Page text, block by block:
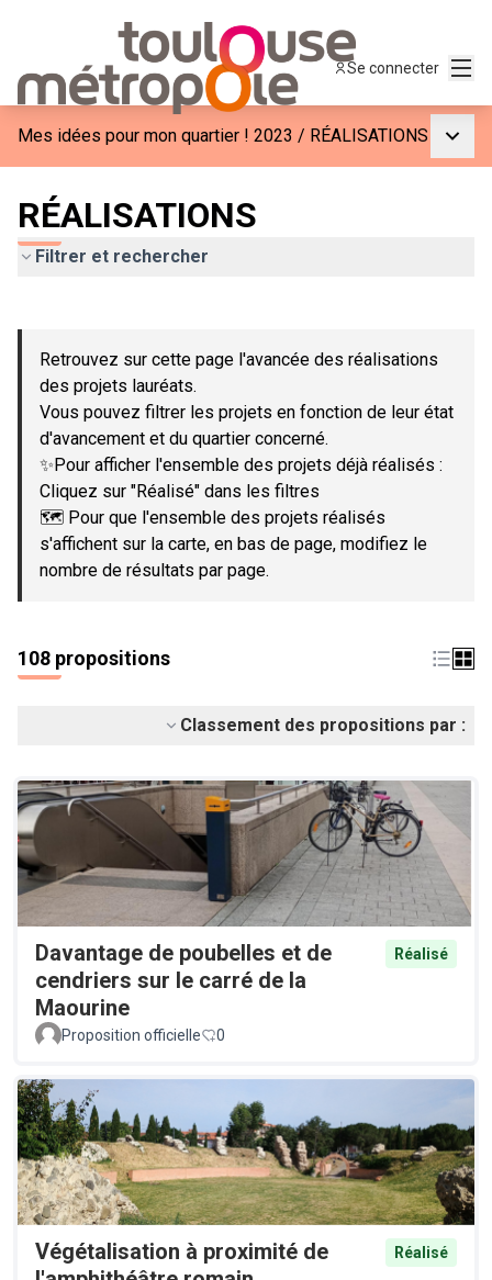
Se connecter
Mes idées pour mon quartier ! 2023 / RÉALISATIONS
RÉALISATIONS
Filtrer et rechercher
−
Retrouvez sur cette page l'avancée des réalisations
des projets lauréats.
Vous pouvez filtrer les projets en fonction de leur état
d'avancement et du quartier concerné.
✨Pour afficher l'ensemble des projets déjà réalisés :
Cliquez sur "Réalisé" dans les filtres
🗺️ Pour que l'ensemble des projets réalisés
s'affichent sur la carte, en bas de page, modifiez le
nombre de résultats par page.
108 propositions
Classement des propositions par :
Davantage de poubelles et de
cendriers sur le carré de la
Maourine
Réalisé
Proposition officielle 0
Végétalisation à proximité de
Réalisé